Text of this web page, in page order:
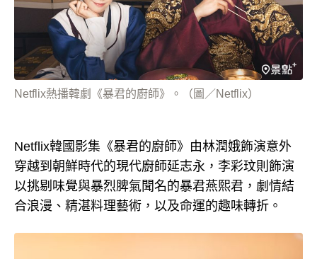
Netflix熱播韓劇《暴君的廚師》。（圖／Netflix）
Netflix韓國影集《暴君的廚師》由林潤娥飾演意外
穿越到朝鮮時代的現代廚師延志永，李彩玟則飾演
以挑剔味覺與暴烈脾氣聞名的暴君燕熙君，劇情結
合浪漫、精湛料理藝術，以及命運的趣味轉折。